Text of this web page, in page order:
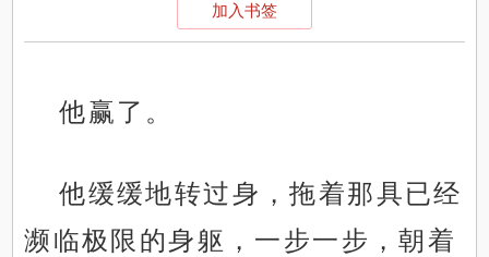
加入书签
他赢了。
他缓缓地转过身，拖着那具已经
濒临极限的身躯，一步一步，朝着